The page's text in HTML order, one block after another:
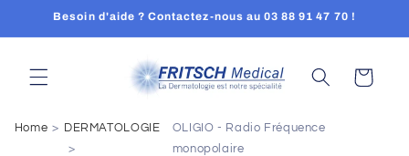
Skip to
Besoin d'aide ? Contactez-nous au 03 88 91 47 70 !
Cart
Home DERMATOLOGIE
OLIGIO - Radio Fréquence
monopolaire